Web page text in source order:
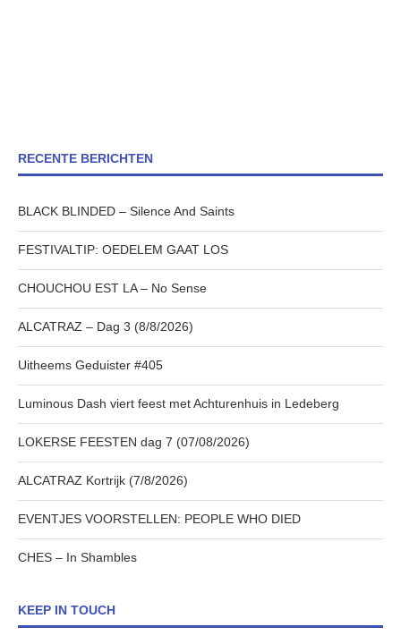
RECENTE BERICHTEN
BLACK BLINDED – Silence And Saints
FESTIVALTIP: OEDELEM GAAT LOS
CHOUCHOU EST LA – No Sense
ALCATRAZ – Dag 3 (8/8/2026)
Uitheems Geduister #405
Luminous Dash viert feest met Achturenhuis in Ledeberg
LOKERSE FEESTEN dag 7 (07/08/2026)
ALCATRAZ Kortrijk (7/8/2026)
EVENTJES VOORSTELLEN: PEOPLE WHO DIED
CHES – In Shambles
KEEP IN TOUCH